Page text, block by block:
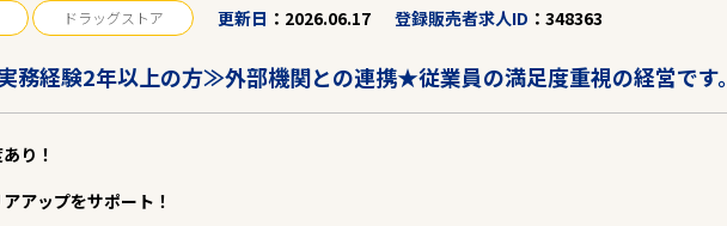
ドラッグストア 更新日 2026.06.17 登録販売者求人ID 348363
務経験2年以上の方≫外部機関との連携★従業員の満足度重視の経営です。
り！
アップをサポート！